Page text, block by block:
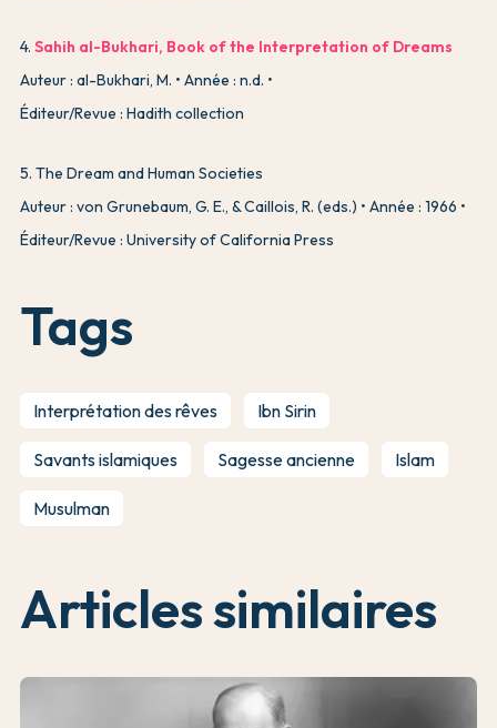
4. Sahih al-Bukhari, Book of the Interpretation of Dreams
Auteur : al-Bukhari, M.
Année : n.d.
Éditeur/Revue : Hadith collection
5. The Dream and Human Societies
Auteur : von Grunebaum, G. E., & Caillois, R. (eds.)
Année : 1966
Éditeur/Revue : University of California Press
Tags
Interprétation des rêves Ibn Sirin
Savants islamiques Sagesse ancienne Islam
Musulman
Articles similaires